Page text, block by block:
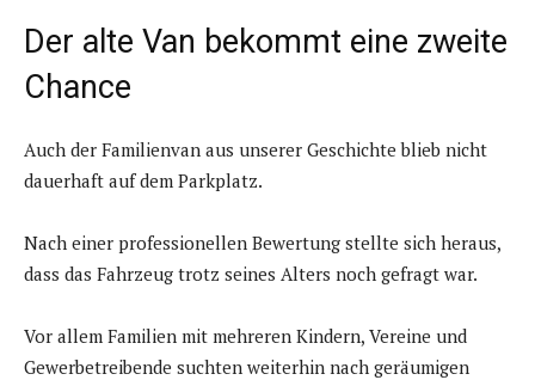
Der alte Van bekommt eine zweite
Chance
Auch der Familienvan aus unserer Geschichte blieb nicht
dauerhaft auf dem Parkplatz.
Nach einer professionellen Bewertung stellte sich heraus,
dass das Fahrzeug trotz seines Alters noch gefragt war.
Vor allem Familien mit mehreren Kindern, Vereine und
Gewerbetreibende suchten weiterhin nach geräumigen